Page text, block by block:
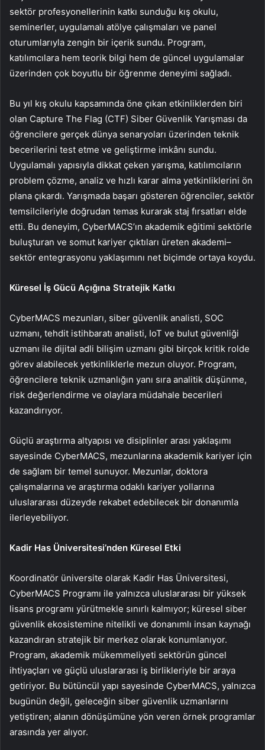
sektör profesyonellerinin katkı sunduğu kış okulu,
seminerler, uygulamalı atölye çalışmaları ve panel
oturumlarıyla zengin bir içerik sundu. Program,
katılımcılara hem teorik bilgi hem de güncel uygulamalar
üzerinden çok boyutlu bir öğrenme deneyimi sağladı.
Bu yıl kış okulu kapsamında öne çıkan etkinliklerden biri
olan Capture The Flag (CTF) Siber Güvenlik Yarışması da
öğrencilere gerçek dünya senaryoları üzerinden teknik
becerilerini test etme ve geliştirme imkânı sundu.
Uygulamalı yapısıyla dikkat çeken yarışma, katılımcıların
problem çözme, analiz ve hızlı karar alma yetkinliklerini ön
plana çıkardı. Yarışmada başarı gösteren öğrenciler, sektör
temsilcileriyle doğrudan temas kurarak staj fırsatları elde
etti. Bu deneyim, CyberMACS’ın akademik eğitimi sektörle
buluşturan ve somut kariyer çıktıları üreten akademi–
sektör entegrasyonu yaklaşımını net biçimde ortaya koydu.
Küresel İş Gücü Açığına Stratejik Katkı
CyberMACS mezunları, siber güvenlik analisti, SOC
uzmanı, tehdit istihbaratı analisti, IoT ve bulut güvenliği
uzmanı ile dijital adli bilişim uzmanı gibi birçok kritik rolde
görev alabilecek yetkinliklerle mezun oluyor. Program,
öğrencilere teknik uzmanlığın yanı sıra analitik düşünme,
risk değerlendirme ve olaylara müdahale becerileri
kazandırıyor.
Güçlü araştırma altyapısı ve disiplinler arası yaklaşımı
sayesinde CyberMACS, mezunlarına akademik kariyer için
de sağlam bir temel sunuyor. Mezunlar, doktora
çalışmalarına ve araştırma odaklı kariyer yollarına
uluslararası düzeyde rekabet edebilecek bir donanımla
ilerleyebiliyor.
Kadir Has Üniversitesi’nden Küresel Etki
Koordinatör üniversite olarak Kadir Has Üniversitesi,
CyberMACS Programı ile yalnızca uluslararası bir yüksek
lisans programı yürütmekle sınırlı kalmıyor; küresel siber
güvenlik ekosistemine nitelikli ve donanımlı insan kaynağı
kazandıran stratejik bir merkez olarak konumlanıyor.
Program, akademik mükemmeliyeti sektörün güncel
ihtiyaçları ve güçlü uluslararası iş birlikleriyle bir araya
getiriyor. Bu bütüncül yapı sayesinde CyberMACS, yalnızca
bugünün değil, geleceğin siber güvenlik uzmanlarını
yetiştiren; alanın dönüşümüne yön veren örnek programlar
arasında yer alıyor.